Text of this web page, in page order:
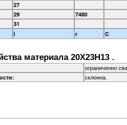
27
29
7480
31
l r C
материала 20Х23Н13 .
ограниченно
склонна.